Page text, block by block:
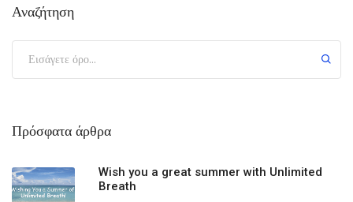
Αναζήτηση
Πρόσφατα άρθρα
Wish you a great summer with Unlimited
Breath